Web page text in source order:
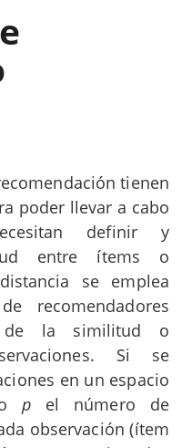
tienen
poder llevar a cabo
definir y
entre ítems o
se emplea
recomendadores
de la similitud o
Si se
en un espacio
p el número de
observación (ítem